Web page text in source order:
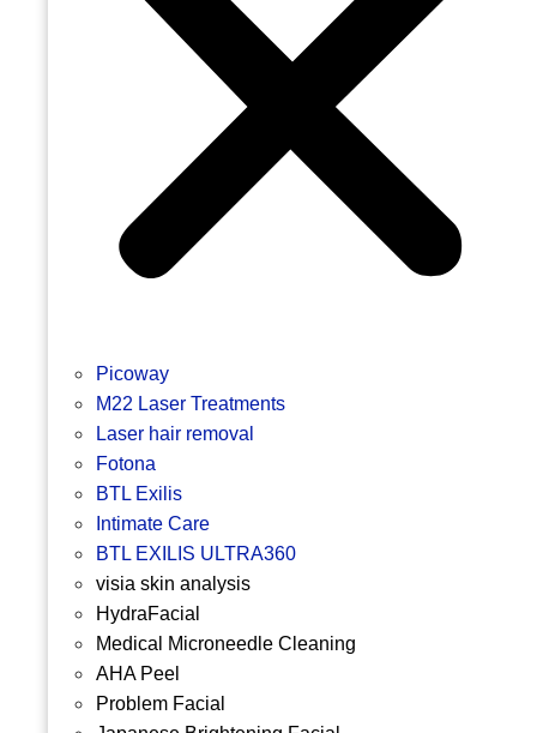
Picoway
M22 Laser Treatments
Laser hair removal
Fotona
BTL Exilis
Intimate Care
BTL EXILIS ULTRA360
visia skin analysis
HydraFacial
Medical Microneedle Cleaning
AHA Peel
Problem Facial